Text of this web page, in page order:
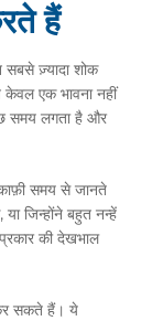
हैं
ज़्यादा शोक
केवल एक भावना नहीं
समय लगता है और
समय से जानते
जिन्होंने बहुत नन्हें
की देखभाल
कर सकते हैं। ये